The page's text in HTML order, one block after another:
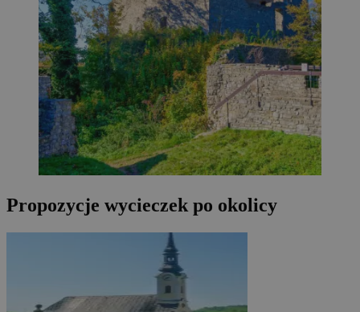
Propozycje wycieczek po okolicy